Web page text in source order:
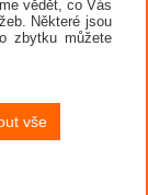
cílem
a
vědět, co Vás
Některé jsou
zbytku můžete
vše